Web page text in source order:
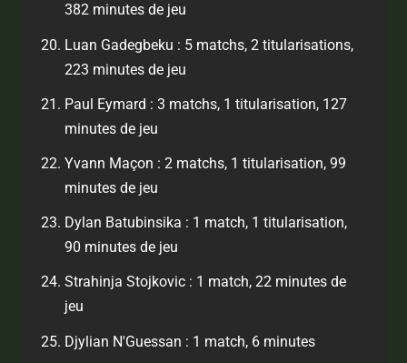
382 minutes de jeu
Luan Gadegbeku : 5 matchs, 2 titularisations,
223 minutes de jeu
Paul Eymard : 3 matchs, 1 titularisation, 127
minutes de jeu
Yvann Maçon : 2 matchs, 1 titularisation, 99
minutes de jeu
Dylan Batubinsika : 1 match, 1 titularisation,
90 minutes de jeu
Strahinja Stojkovic : 1 match, 22 minutes de
jeu
Djylian N'Guessan : 1 match, 6 minutes